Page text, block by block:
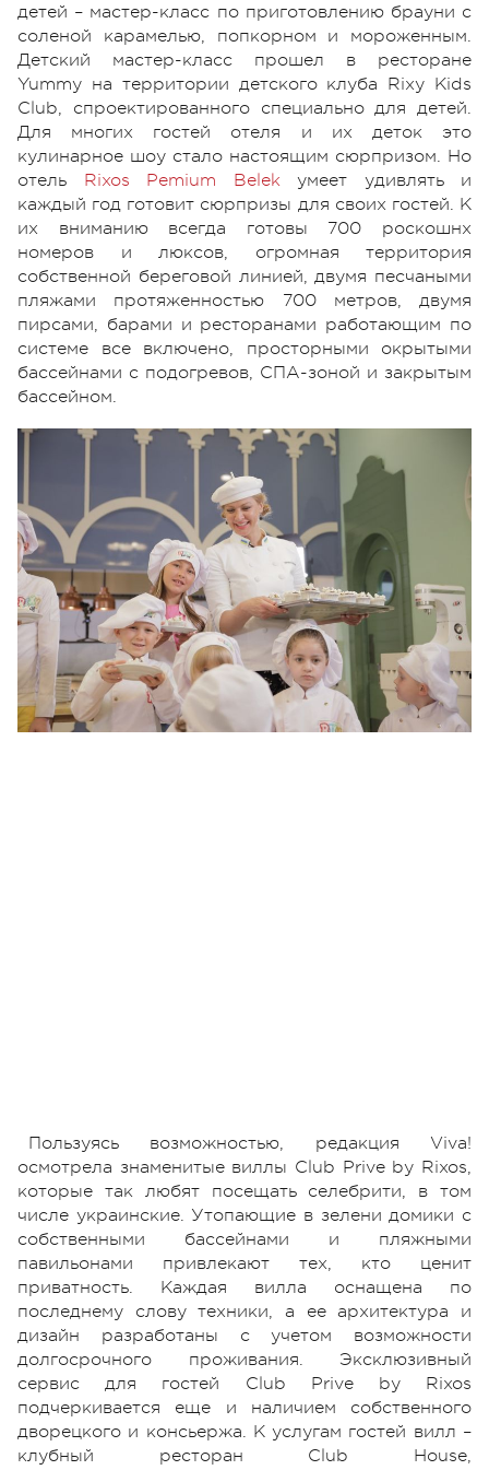
детей – мастер-класс по приготовлению брауни с
соленой карамелью, попкорном и мороженным.
Детский мастер-класс прошел в ресторане
Yummy на территории детского клуба Rixy Kids
Club, спроектированного специально для детей.
Для многих гостей отеля и их деток это
кулинарное шоу стало настоящим сюрпризом. Но
отель
Rixos Pemium Belekумеет удивлять и
каждый год готовит сюрпризы для своих гостей. К
их вниманию всегда готовы 700 роскошнх
номеров и люксов, огромная территория
собственной береговой линией, двумя песчаными
пляжами протяженностью 700 метров, двумя
пирсами, барами и ресторанами работающим по
системе все включено, просторными окрытыми
бассейнами с подогревов, СПА-зоной и закрытым
бассейном.
Пользуясь возможностью, редакция Viva!
осмотрела знаменитые виллы Club Prive by Rixos,
которые так любят посещать селебрити, в том
числе украинские. Утопающие в зелени домики с
собственными бассейнами и пляжными
павильонами привлекают тех, кто ценит
приватность. Каждая вилла оснащена по
последнему слову техники, а ее архитектура и
дизайн разработаны с учетом возможности
долгосрочного проживания. Эксклюзивный
сервис для гостей Club Prive by Rixos
подчеркивается еще и наличием собственного
дворецкого и консьержа. К услугам гостей вилл –
клубный ресторан Club House,